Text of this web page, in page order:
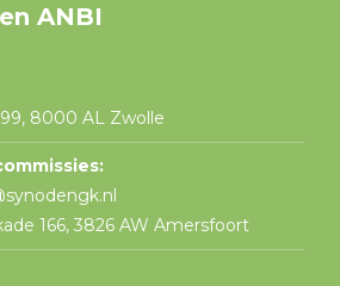
ANBI
8000 AL Zwolle
166, 3826 AW Amersfoort